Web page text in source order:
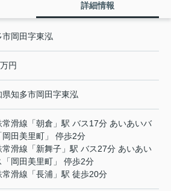
詳細情報
市岡田字東泓
円
県知多市岡田字東泓
常滑線 「朝倉 」駅 バス17分 あいあいバ
岡田美里町」 停歩2分
常滑線 「新舞子 」駅 バス27分 あいあい
「岡田美里町」 停歩2分
常滑線 「長浦 」駅 徒歩20分